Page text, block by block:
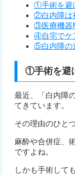
①手術を避
②白内障は
③医療機器
④自宅でケ
⑤白内障の
①手術を避
最近、「白内障
てきています。
その理由のひと
麻酔や合併症、
ですよね。
しかも手術して